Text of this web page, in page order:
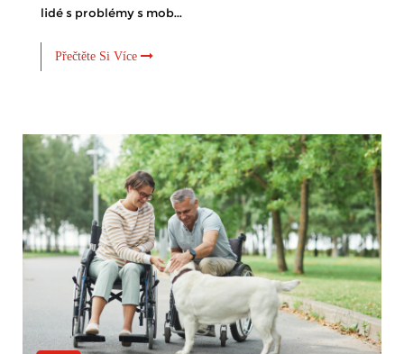
lidé s problémy s mob...
Přečtěte Si Více